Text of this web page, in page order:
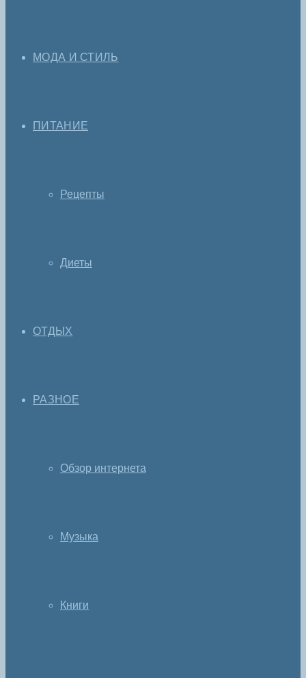
МОДА И СТИЛЬ
ПИТАНИЕ
Рецепты
Диеты
ОТДЫХ
РАЗНОЕ
Обзор интернета
Музыка
Книги